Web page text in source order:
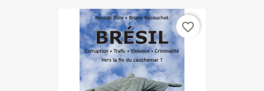
favorite_border